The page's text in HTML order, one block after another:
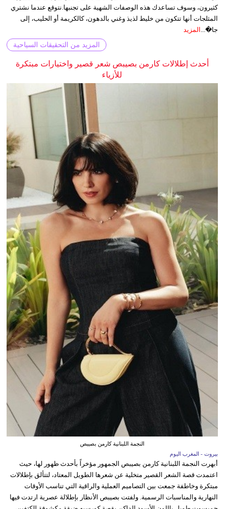
كثيرون، وسوف تساعدك هذه الوصفات الشهية على تجنبها.نتوقع عندما نشتري
المثلجات أنها تتكون من خليط لذيذ وغني بالدهون، كالكريمة أو الحليب، إلى
جا�...
المزيد
المزيد من التحقيقات السياحية
أحدث إطلالات كارمن بصيبص شعر قصير واختيارات مبتكرة
للأزياء
النجمة اللبنانية كارمن بصيبص
بيروت - المغرب اليوم
أبهرت النجمة اللبنانية كارمن بصيبص الجمهور مؤخراً بأحدث ظهور لها، حيث
اعتمدت قصة الشعر القصير متخلية عن شعرها الطويل المعتاد، لتتألق بإطلالات
مبتكرة وخاطفة جمعت بين التصاميم العملية والراقية التي تناسب الأوقات
النهارية والمناسبات الرسمية. ولفتت بصيبص الأنظار بإطلالة عصرية ارتدت فيها